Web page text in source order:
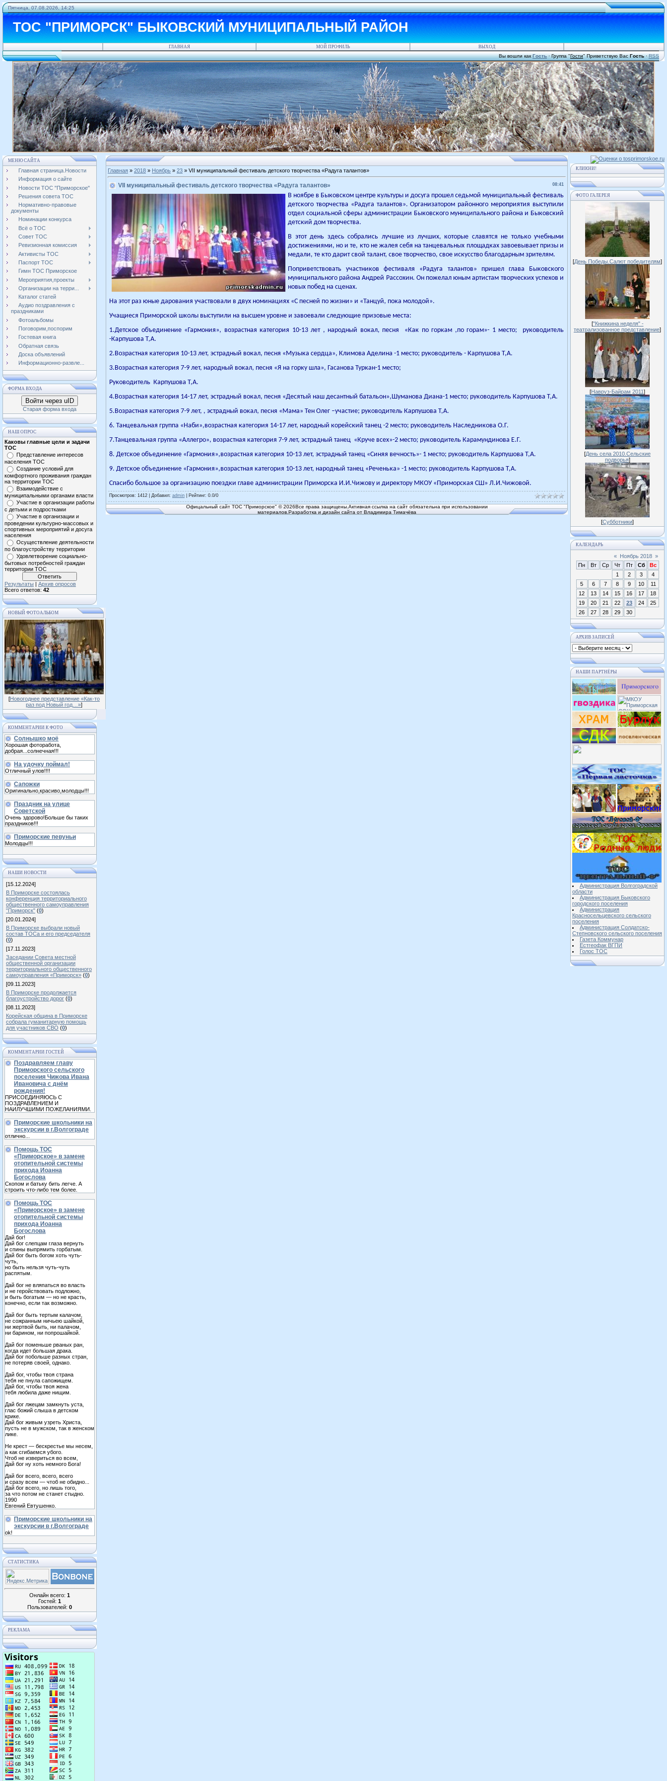
Пятница, 07.08.2026, 14:25
ТОС "ПРИМОРСК" БЫКОВСКИЙ МУНИЦИПАЛЬНЫЙ РАЙОН
ГЛАВНАЯ МОЙ ПРОФИЛЬ ВЫХОД
Вы вошли как Гость·Группа"Гости"Приветствую ВасГость·RSS
МЕНЮ САЙТА
Главная страница.Новости
Информация о сайте
Новости ТОС "Приморское"
Решения совета ТОС
Нормативно-правовые
документы
Номинации конкурса
Всё о ТОС
Совет ТОС
Ревизионная комиссия
Активисты ТОС
Паспорт ТОС
Гимн ТОС Приморское
Мероприятия,проекты
Организации на терри...
Каталог статей
Аудио поздравления с
праздниками
Фотоальбомы
Поговорим,поспорим
Гостевая книга
Обратная связь
Доска объявлений
Информационно-развле...
ФОРМА ВХОДА
Войти через uID
Старая форма входа
НАШ ОПРОС
Каковы главные цели и задачи
ТОС
Представление интересов
населения ТОС
Создание условий для
комфортного проживания граждан
на территории ТОС
Взаимодействие с
муниципальными органами власти
Участие в организации работы
с детьми и подростками
Участие в организации и
проведении культурно-массовых и
спортивных мероприятий и досуга
населения
Осуществление деятельности
по благоустройству территории
Удовлетворение социально-
бытовых потребностей граждан
территории ТОС
Результаты | Архив опросов
Всего ответов: 42
НОВЫЙ ФОТОАЛЬБОМ
[Новогоднее представление «Как-то
раз под Новый год…»]
КОММЕНТАРИИ К ФОТО
Солнышко моё
Хорошая фоторабота,
добрая...солнечная!!!
На удочку поймал!
Отличный улов!!!!
Сапожки
Оригинально,красиво,молодцы!!!
Праздник на улице
Советской
Очень здорово!Больше бы таких
праздников!!!
Приморские певуньи
Молодцы!!!
НАШИ НОВОСТИ
[15.12.2024]
В Приморске состоялась
конференция территориального
общественного самоуправления
"Приморск" (0)
[20.01.2024]
В Приморске выбрали новый
состав ТОСа и его председателя
(0)
[17.11.2023]
Заседании Совета местной
общественной организации
территориального общественного
самоуправления «Приморск» (0)
[09.11.2023]
В Приморске продолжается
благоустройство дорог (0)
[08.11.2023]
Корейская община в Приморске
собрала гуманитарную помощь
для участников СВО (0)
КОММЕНТАРИИ ГОСТЕЙ
Поздравляем главу
Приморского сельского
поселения Чижова Ивана
Ивановича с днём
рождения!
ПРИСОЕДИНЯЮСЬ С
ПОЗДРАВЛЕНИЕМ И
НАИЛУЧШИМИ ПОЖЕЛАНИЯМИ.
Приморские школьники на
экскурсии в г.Волгограде
отлично...
Помощь ТОС
«Приморское» в замене
отопительной системы
прихода Иоанна
Богослова
Скопом и батьку бить легче. А
строить что-либо тем более.
Помощь ТОС
«Приморское» в замене
отопительной системы
прихода Иоанна
Богослова
Дай бог!
Дай бог слепцам глаза вернуть
и спины выпрямить горбатым.
Дай бог быть богом хоть чуть-
чуть,
но быть нельзя чуть-чуть
распятым.
Дай бог не вляпаться во власть
и не геройствовать подложно,
и быть богатым — но не красть,
конечно, если так возможно.
Дай бог быть тертым калачом,
не сожранным ничьею шайкой,
ни жертвой быть, ни палачом,
ни барином, ни попрошайкой.
Дай бог поменьше рваных ран,
когда идет большая драка.
Дай бог побольше разных стран,
не потеряв своей, однако.
Дай бог, чтобы твоя страна
тебя не пнула сапожищем.
Дай бог, чтобы твоя жена
тебя любила даже нищим.
Дай бог лжецам замкнуть уста,
глас божий слыша в детском
крике.
Дай бог живым узреть Христа,
пусть не в мужском, так в женском
лике.
Не крест — бескрестье мы несем,
а как сгибаемся убого.
Чтоб не извериться во всем,
Дай бог ну хоть немного Бога!
Дай бог всего, всего, всего
и сразу всем — чтоб не обидно...
Дай бог всего, но лишь того,
за что потом не станет стыдно.
1990
Евгений Евтушенко.
Приморские школьники на
экскурсии в г.Волгограде
ok!
СТАТИСТИКА
Онлайн всего: 1
Гостей: 1
Пользователей: 0
РЕКЛАМА
Главная » 2018 » Ноябрь » 23 » VII муниципальный фестиваль детского творчества «Радуга талантов»
08:41
VII муниципальный фестиваль детского творчества «Радуга талантов»
В ноябре в Быковском центре культуры и досуга прошел седьмой муниципальный фестиваль
детского творчества «Радуга талантов». Организатором районного мероприятия выступили
отдел социальной сферы администрации Быковского муниципального района и Быковский
детский дом творчества.
В этот день здесь собрались лучшие из лучших, которые славятся не только учебными
достижениями, но и те, кто не жалея себя на танцевальных площадках завоевывает призы и
медали, те кто дарит свой талант, свое творчество, свое искусство благодарным зрителям.
Поприветствовать участников фестиваля «Радуга талантов» пришел глава Быковского
муниципального района Андрей Рассохин. Он пожелал юным артистам творческих успехов и
новых побед на сценах.
На этот раз юные дарования участвовали в двух номинациях «С песней по жизни» и «Танцуй, пока молодой».
Учащиеся Приморской школы выступили на высшем уровне и завоевали следующие призовые места:
1.Детское объединение «Гармония», возрастная категория 10-13 лет , народный вокал, песня «Как по горкам ,по горам»- 1 место; руководитель
-Карпушова Т,А.
2.Возрастная категория 10-13 лет, эстрадный вокал, песня «Музыка сердца», Климова Аделина -1 место; руководитель - Карпушова Т,А.
3.Возрастная категория 7-9 лет, народный вокал, песня «Я на горку шла», Гасанова Туркан-1 место;
Руководитель Карпушова Т,А.
4.Возрастная категория 14-17 лет, эстрадный вокал, песня «Десятый наш десантный батальон»,Шуманова Диана-1 место; руководитель Карпушова Т,А.
5.Возрастная категория 7-9 лет, , эстрадный вокал, песня «Мама» Тен Олег –участие; руководитель Карпушова Т,А.
6. Танцевальная группа «Наби»,возрастная категория 14-17 лет, народный корейский танец -2 место; руководитель Наследникова О.Г.
7.Танцевальная группа «Аллегро», возрастная категория 7-9 лет, эстрадный танец «Круче всех»-2 место; руководитель Карамундинова Е.Г.
8. Детское объединение «Гармония»,возрастная категория 10-13 лет, эстрадный танец «Синяя вечность»- 1 место; руководитель Карпушова Т,А.
9. Детское объединение «Гармония»,возрастная категория 10-13 лет, народный танец «Реченька» -1 место; руководитель Карпушова Т,А.
Спасибо большое за организацию поездки главе администрации Приморска И.И.Чижову и директору МКОУ «Приморская СШ» Л.И.Чижовой.
Просмотров: 1412 | Добавил: admin Рейтинг: 0.0/0
Офицальный сайт ТОС "Приморское" © 2026Все права защищены.Активная ссылка на сайт обязательна при использовании
материалов.Разработка и дизайн сайта от Владимира Тимачёва
КЛИКНИ!
ФОТО ГАЛЕРЕЯ
[День Победы.Салют победителям]
["Книжкина неделя" -
театрализованное представление]
[Навруз-Байрам 2011]
[День села 2010.Сельские
подворья]
[Субботники]
КАЛЕНДАРЬ
« Ноябрь 2018 »
Пн
Вт Ср Чт Пт Сб
Вс
1
2 3
4
5
6 7 8 9 10
11
12
13 14 15 16 17
18
19
20 21 22 23 24
25
26
27 28 29 30
АРХИВ ЗАПИСЕЙ
НАШИ ПАРТНЁРЫ
Администрация Волгоградской
области
Администрация Быковского
городского поселения
Администрация
Красносельцевского сельского
поселения
Администрация Солдатско-
Степновского сельского поселения
Газета Коммунар
Естгеофак ВГПИ
Голос ТОС